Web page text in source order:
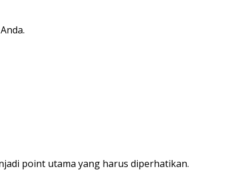
point utama yang harus diperhatikan.